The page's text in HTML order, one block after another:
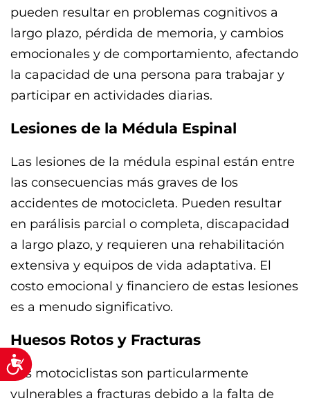
Accessibility
pueden resultar en problemas cognitivos a
largo plazo, pérdida de memoria, y cambios
emocionales y de comportamiento, afectando
la capacidad de una persona para trabajar y
participar en actividades diarias.
Lesiones de la Médula Espinal
Las lesiones de la médula espinal están entre
las consecuencias más graves de los
accidentes de motocicleta. Pueden resultar
en parálisis parcial o completa, discapacidad
a largo plazo, y requieren una rehabilitación
extensiva y equipos de vida adaptativa. El
costo emocional y financiero de estas lesiones
es a menudo significativo.
Huesos Rotos y Fracturas
Los motociclistas son particularmente
vulnerables a fracturas debido a la falta de